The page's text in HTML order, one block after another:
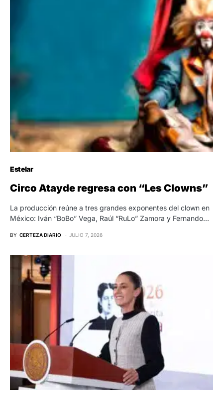
Estelar
Circo Atayde regresa con “Les Clowns”
La producción reúne a tres grandes exponentes del clown en
México: Iván “BoBo” Vega, Raúl “RuLo” Zamora y Fernando…
BY CERTEZA DIARIO JULIO 7, 2026